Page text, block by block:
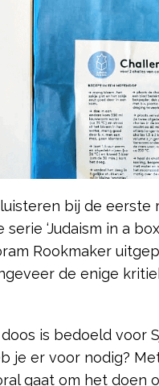
bij de eerste
‘Judaism in a
Rookmaker
de enige
is bedoeld voor
je er voor nodig?
gaat om het doen